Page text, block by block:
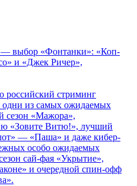
— выбор «Фонтанки»: «Коп-
и «Джек Ричер»,
российский стриминг
одни из самых ожидаемых
сезон «Мажора»,
«Зовите Витю!», лучший
— «Паша» и даже кибер-
особо ожидаемых
сай-фая «Укрытие»,
и очередной спин-офф